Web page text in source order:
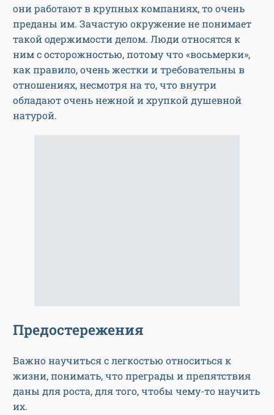
они работают в крупных компаниях, то очень
преданы им. Зачастую окружение не понимает
такой одержимости делом. Люди относятся к
ним с осторожностью, потому что «восьмерки»,
как правило, очень жестки и требовательны в
отношениях, несмотря на то, что внутри
обладают очень нежной и хрупкой душевной
натурой.
Предостережения
Важно научиться с легкостью относиться к
жизни, понимать, что преграды и препятствия
даны для роста, для того, чтобы чему-то научить
их.